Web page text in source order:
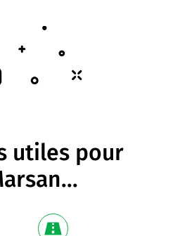
utiles pour
...